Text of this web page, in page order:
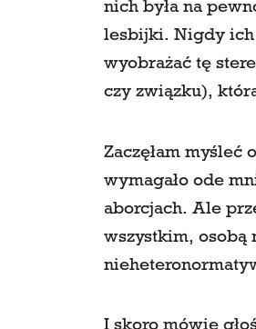
nich była na
lesbijki. Nigdy ich
wyobrażać tę
czy związku),
Zaczęłam myśleć
wymagało ode
aborcjach. Ale
wszystkim, osobą